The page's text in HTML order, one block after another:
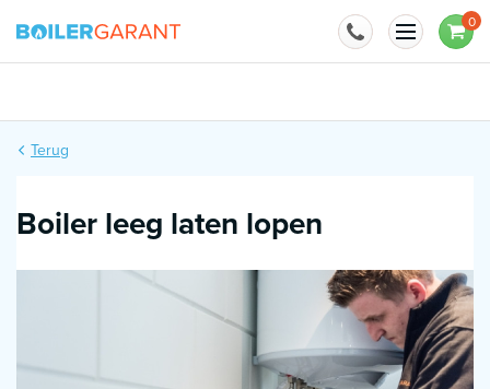
0
Terug
Boiler leeg laten lopen